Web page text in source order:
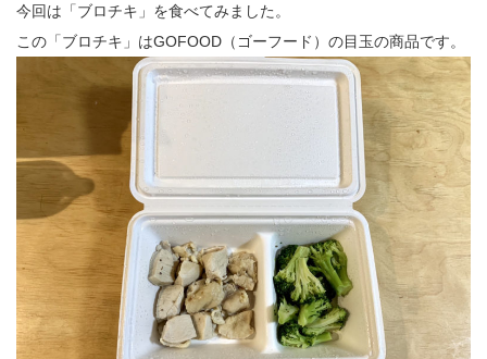
今回は「ブロチキ」を食べてみました。
この「ブロチキ」はGOFOOD（ゴーフード）の目玉の商品です。